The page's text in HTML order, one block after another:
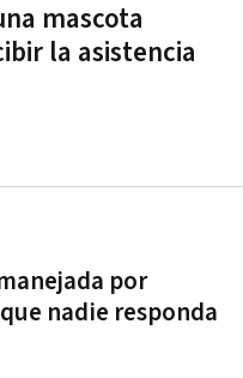
mascota
la asistencia
por
nadie responda